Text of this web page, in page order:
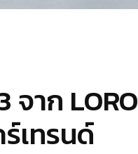
จาก LORO
เทรนด์